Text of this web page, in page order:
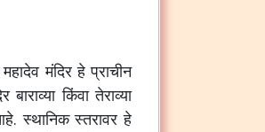
मंदिर हे प्राचीन
किंवा तेराव्या
स्थानिक स्तरावर हे